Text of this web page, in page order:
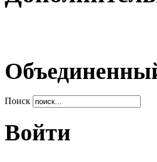
Поиск
Войти